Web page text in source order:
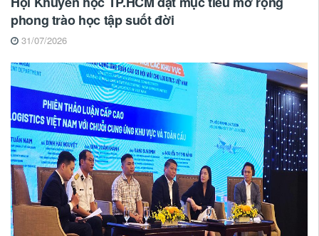
phong trào học tập suốt đời
31/07/2026